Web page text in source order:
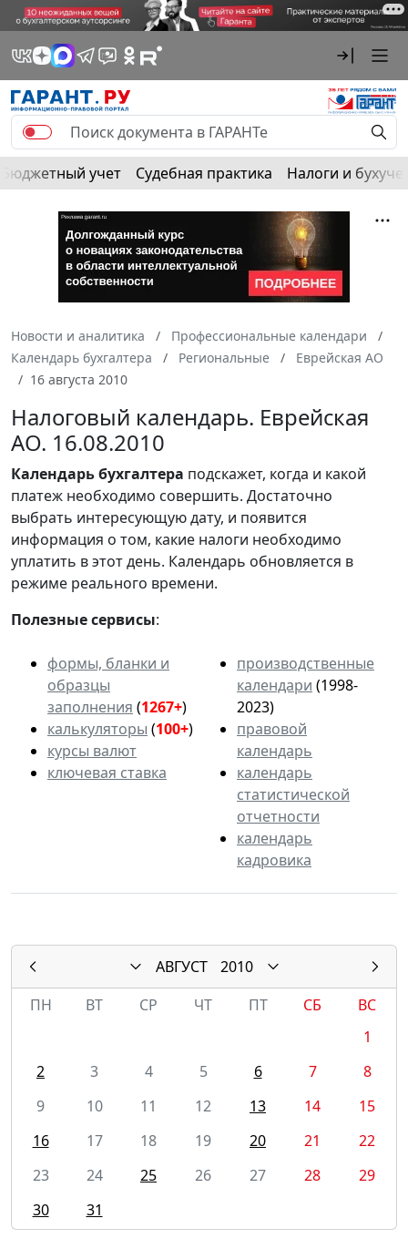
Бюджетный учет Судебная практика Налоги и
Новости и аналитика
Профессиональные календари
Календарь бухгалтера
Региональные
Еврейская АО
16 августа 2010
Налоговый календарь. Еврейская
АО. 16.08.2010
Календарьбухгалтера подскажет, когда и какой
платеж необходимо совершить. Достаточно
выбрать интересующую дату, и появится
информация о том, какие налоги необходимо
уплатить в этот день. Календарь обновляется в
режиме реального времени.
Полезные сервисы:
формы, бланки и
образцы
заполнения (1267+)
калькуляторы (100+)
курсы валют
ключевая ставка
производственные
календари (1998-
2023)
правовой
календарь
календарь
статистической
отчетности
календарь
кадровика
АВГУСТ
2010
ПН
ВТ СР ЧТ ПТ СБ
ВС
1
2
3 4 5 6 7
8
9
10 11 12 13 14
15
16
17 18 19 20 21
22
23
24 25 26 27 28
29
30
31